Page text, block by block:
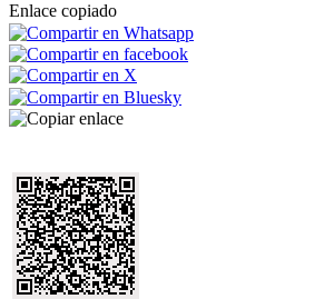
Enlace copiado